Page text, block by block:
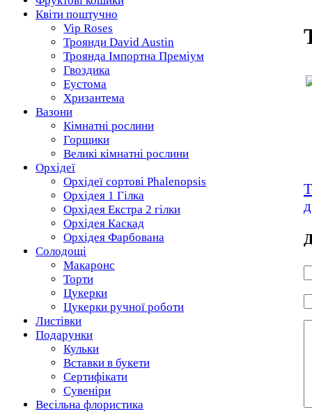
Квіти поштучно
Vip Roses
Троянди David Austin
Троянда Імпортна Преміум
Гвоздика
Еустома
Хризантема
Вазони
Кімнатні рослини
Горщики
Великі кімнатні рослини
Орхідеї
Орхідеї сортові Phalenopsis
Орхідея 1 Гілка
Орхідея Екстра 2 гілки
Орхідея Каскад
Орхідея Фарбована
Солодощі
Макаронс
Торти
Цукерки
Цукерки ручної роботи
Листівки
Подарунки
Кульки
Вставки в букети
Сертифікати
Сувеніри
Весільна флористика